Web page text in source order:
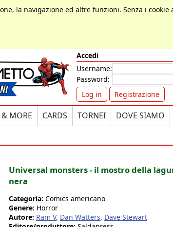
la navigazione ed altre funzioni. Senza i
Accedi
Username:
Password:
Log in
Registrazione
MORE CARDS TORNEI DOVE SIAMO
Universal monsters - il mostro della
nera
Categoria: Comics americano
Genere: Horror
Autore: Ram V, Dan Watters, Dave Stewart